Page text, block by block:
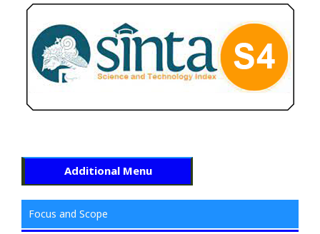
Additional Menu
Focus and Scope